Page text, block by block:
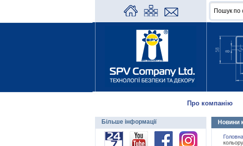
Про компанію
Новини
Головна
кольору
Більше інформації